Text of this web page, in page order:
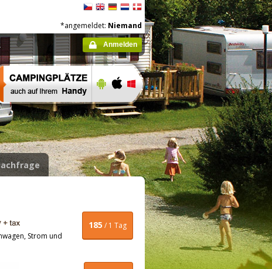
*angemeldet: Niemand
Anmelden
185 / 1 Tag
Strom und